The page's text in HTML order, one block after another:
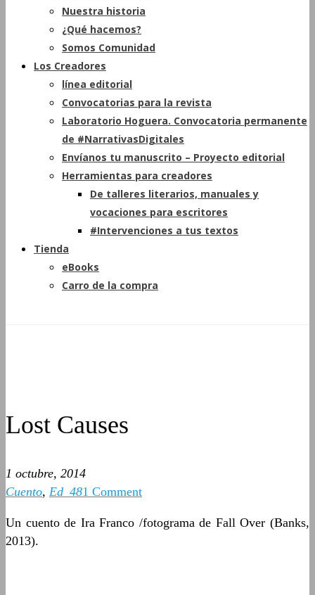
Nuestra historia
¿Qué hacemos?
Somos Comunidad
Los Creadores
línea editorial
Convocatorias para la revista
Laboratorio Hoguera. Convocatoria permanente
de #NarrativasDigitales
Envíanos tu manuscrito – Proyecto editorial
Herramientas para creadores
De talleres literarios, manuales y
vocaciones para escritores
#Intervenciones a tus textos
Tienda
eBooks
Carro de la compra
Lost Causes
1 octubre, 2014
Cuento, Ed_481 Comment
Un cuento de Ira Franco /fotograma de Fall Over (Banks,
2013).